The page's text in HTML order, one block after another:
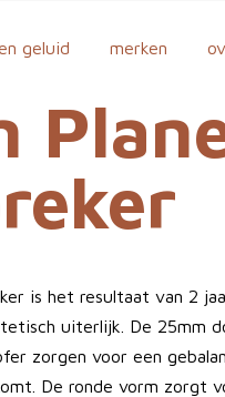
geluid merken
is het resultaat van 2
uiterlijk. De 25mm
zorgen voor een
De ronde vorm zorgt